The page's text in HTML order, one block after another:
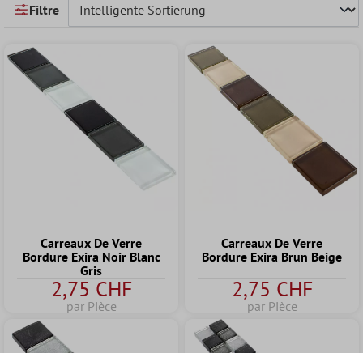
Filtre
Carreaux De Verre
Bordure Exira Noir Blanc
Gris
2,75 CHF
par Pièce
Carreaux De Verre
Bordure Exira Brun Beige
2,75 CHF
par Pièce